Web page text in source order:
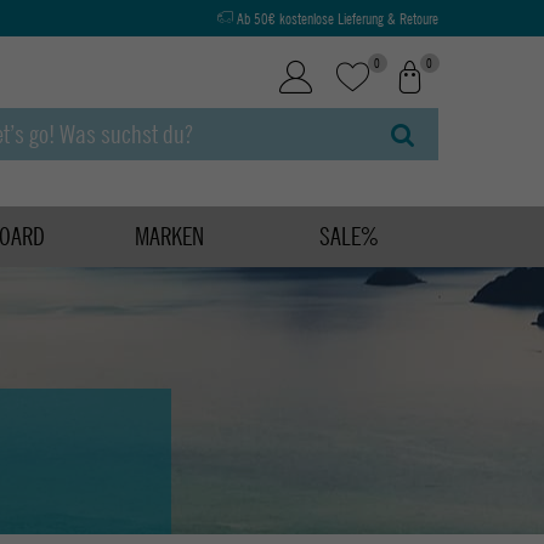
Ab 50€ kostenlose Lieferung & Retoure
0 0
MARKEN SALE%